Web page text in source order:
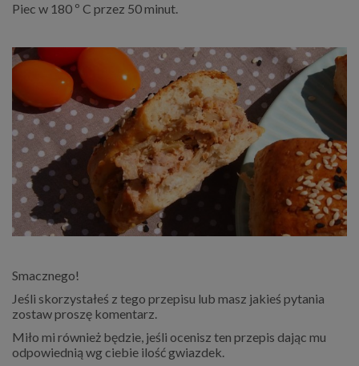
Piec w 180 º C przez 50 minut.
Smacznego!
Jeśli skorzystałeś z tego przepisu lub masz jakieś pytania
zostaw proszę komentarz.
Miło mi również będzie, jeśli ocenisz ten przepis dając mu
odpowiednią wg ciebie ilość gwiazdek.